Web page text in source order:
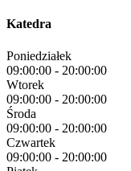
Katedra
Poniedziałek
09:00:00 - 20:00:00
Wtorek
09:00:00 - 20:00:00
Środa
09:00:00 - 20:00:00
Czwartek
09:00:00 - 20:00:00